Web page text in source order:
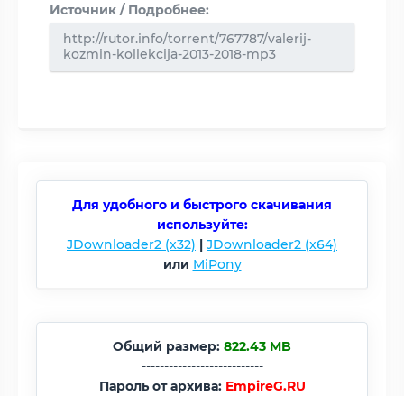
Источник / Подробнее:
http://rutor.info/torrent/767787/valerij-
kozmin-kollekcija-2013-2018-mp3
Для удобного и быстрого скачивания
используйте:
JDownloader2 (x32) | JDownloader2 (x64)
или MiPony
Общий размер: 822.43 MB
---------------------------
Пароль от архива: EmpireG.RU